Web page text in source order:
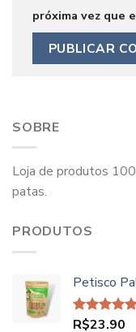
próxima vez que
SOBRE
Loja de produtos
patas.
PRODUTOS
Petisco
Avaliação
R$23.90